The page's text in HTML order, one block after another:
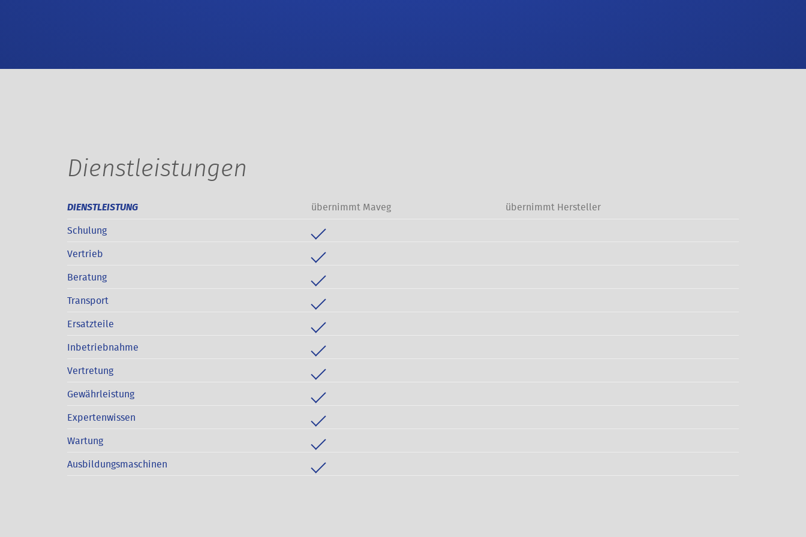
Dienstleistungen
DIENSTLEISTUNG übernimmt Maveg
übernimmt Hersteller
Schulung
Vertrieb
Beratung
Transport
Ersatzteile
Inbetriebnahme
Vertretung
Gewährleistung
Expertenwissen
Wartung
Ausbildungsmaschinen